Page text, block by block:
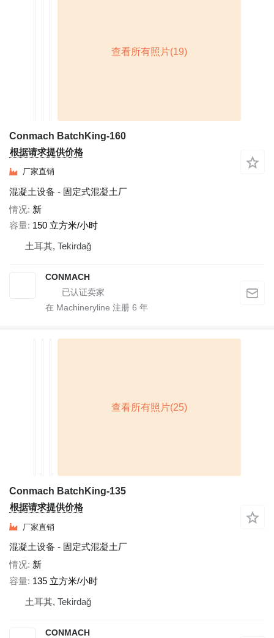
Conmach BatchKing-160
根据请求提供价格
厂家直销
混凝土设备 - 固定式混凝土厂
情况 新
容量 150 立方米/小时
土耳其, Tekirdağ
CONMACH
在 Machineryline 注册 6 年
Conmach BatchKing-135
根据请求提供价格
厂家直销
混凝土设备 - 固定式混凝土厂
情况 新
容量 135 立方米/小时
土耳其, Tekirdağ
CONMACH